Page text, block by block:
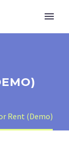
Rent (Demo)